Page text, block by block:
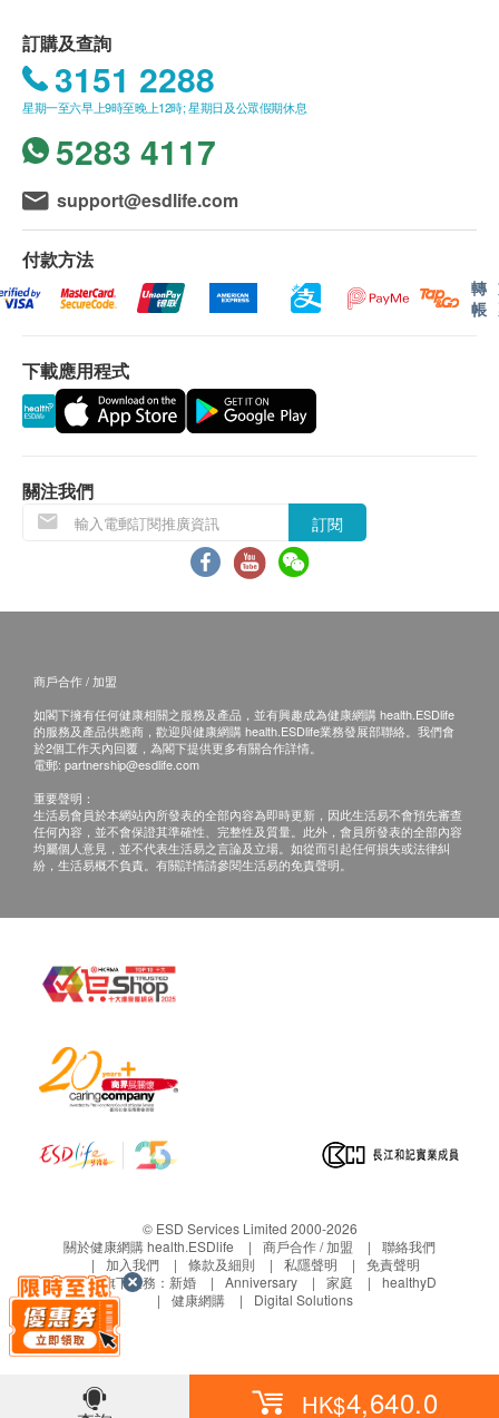
$200 AEON 禮券
高密度膽固醇
三酸甘油脂
低密度膽固醇 (直接)
糖化血色素
肝功能
鹼性磷酸酶
總蛋白質
丙種谷氨基轉移酵素
谷丙轉氨酶
球蛋白
白蛋白球蛋白比例
腎功能
尿素
腎小球過濾率
血液檢查
嗜鹼性白血球
血液紅血球
嗜酸性白血球
紅血球壓積量
紅血球平均紅蛋白量
紅血球平均容積
嗜中性白血球
紅血球分佈寬度
血抹片
紅血球平均紅蛋白
血液白血球
泌尿情況
小便酮
小便硝酸盬
小便酸鹼度
小便比重
癌抗原CA72.4(胃)
是檢測胃癌和各種消化道癌症的標誌物之一。
25% off
HK$540.0 HK$720
甲型肝炎抗體(總)
結果呈陽性，則表示體內存在甲型肝炎病毒抗體，可能曾經感
染過甲型肝炎或已接種過甲型肝炎疫苗 。
26% off
HK$252.0 HK$340
經過驗證的足跟定量超音波設備, 測試骨質疏鬆。
21% off
HK$550.0 HK$700
通過超聲波觀察頸部位子甲狀腺的大小、形狀和結構是否存在
異常，例如結節、腫瘤、囊腫等。
HK$1,350
25% off
HK$1,800.0 HK$2,400
需時間或客人指明特定時段)而有所延長。
親身領取：親身前往檢驗中心
郵寄報告：需於檢查當天提出
備註
如果客戶已完成電話講解服務,若再要求講解,需另
外收取$300解析報告費。
客戶若體檢後叁個月內不提取報告，所有報告一律
印本(體檢後叁個月內)，將收取$50行政費。註
意：複印本報告未必完整。
所有身體檢查並非作為醫務診斷或治療用途,如需
如有爭議，健康網購health.ESDlife 及 卓紀保健有
限公司保留最後決定權。
本服務/產品由商戶提供。生活易【健康網購
health.ESDlife】並沒有經營或提供本服務/產品。
有關此服務/產品的錯漏或延誤，或因使用此服務/
產品而引致的損失、損害、受傷或法律訴訟，健康
網購health.ESDlife概不負責。一切有關的索償或
查詢，須向提供服務之體檢中心或商戶提出。
HK$4,640.0
訂購及查詢
3151 2288
星期一至六早上9時至晚上12時; 星期日及公眾假期休息
5283 4117
support@esdlife.com
付款方法
轉
帳
下載應用程式
關注我們
訂閱
商戶合作 / 加盟
如閣下擁有任何健康相關之服務及產品，並有興趣成為健康網購 health.ESDlife
的服務及產品供應商，歡迎與健康網購 health.ESDlife業務發展部聯絡。我們會
於2個工作天內回覆，為閣下提供更多有關合作詳情。
電郵: partnership@esdlife.com
重要聲明：
生活易會員於本網站內所發表的全部內容為即時更新，因此生活易不會預先審查
任何內容，並不會保證其準確性、完整性及質量。此外，會員所發表的全部內容
均屬個人意見，並不代表生活易之言論及立場。如從而引起任何損失或法律糾
紛，生活易概不負責。有關詳情請參閱生活易的免責聲明。
© ESD Services Limited 2000-2026
關於健康網購 health.ESDlife
商戶合作 / 加盟
聯絡我們
加入我們
條款及細則 私隱聲明
免責聲明
生活易旗下業務： 新婚 Anniversary 家庭
healthyD
健康網購
Digital Solutions